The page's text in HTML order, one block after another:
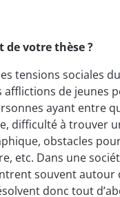
de votre thèse ?
tensions sociales
afflictions de jeunes
ayant entre
difficulté à trouver
obstacles
etc. Dans une
souvent autour
donc tout